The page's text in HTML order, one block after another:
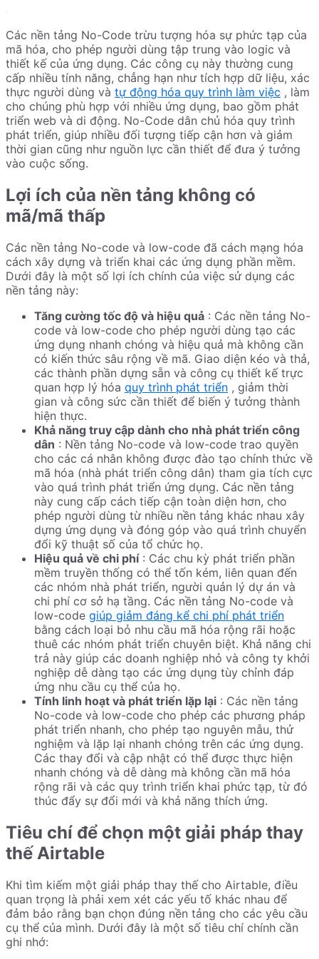
Các nền tảng No-Code trừu tượng hóa sự phức tạp của
mã hóa, cho phép người dùng tập trung vào logic và
thiết kế của ứng dụng. Các công cụ này thường cung
cấp nhiều tính năng, chẳng hạn như tích hợp dữ liệu, xác
thực người dùng và tự động hóa quy trình làm việc , làm
cho chúng phù hợp với nhiều ứng dụng, bao gồm phát
triển web và di động. No-Code dân chủ hóa quy trình
phát triển, giúp nhiều đối tượng tiếp cận hơn và giảm
thời gian cũng như nguồn lực cần thiết để đưa ý tưởng
vào cuộc sống.
Lợi ích của nền tảng không có
mã/mã thấp
Các nền tảng No-code và low-code đã cách mạng hóa
cách xây dựng và triển khai các ứng dụng phần mềm.
Dưới đây là một số lợi ích chính của việc sử dụng các
nền tảng này:
Tăng cường tốc độ và hiệu quả : Các nền tảng No-
code và low-code cho phép người dùng tạo các
ứng dụng nhanh chóng và hiệu quả mà không cần
có kiến ​​thức sâu rộng về mã. Giao diện kéo và thả,
các thành phần dựng sẵn và công cụ thiết kế trực
quan hợp lý hóa quy trình phát triển , giảm thời
gian và công sức cần thiết để biến ý tưởng thành
hiện thực.
Khả năng truy cập dành cho nhà phát triển công
dân : Nền tảng No-code và low-code trao quyền
cho các cá nhân không được đào tạo chính thức về
mã hóa (nhà phát triển công dân) tham gia tích cực
vào quá trình phát triển ứng dụng. Các nền tảng
này cung cấp cách tiếp cận toàn diện hơn, cho
phép người dùng từ nhiều nền tảng khác nhau xây
dựng ứng dụng và đóng góp vào quá trình chuyển
đổi kỹ thuật số của tổ chức họ.
Hiệu quả về chi phí: Các chu kỳ phát triển phần
mềm truyền thống có thể tốn kém, liên quan đến
các nhóm nhà phát triển, người quản lý dự án và
chi phí cơ sở hạ tầng. Các nền tảng No-code và
low-code giúp giảm đáng kể chi phí phát triển
bằng cách loại bỏ nhu cầu mã hóa rộng rãi hoặc
thuê các nhóm phát triển chuyên biệt. Khả năng chi
trả này giúp các doanh nghiệp nhỏ và công ty khởi
nghiệp dễ dàng tạo các ứng dụng tùy chỉnh đáp
ứng nhu cầu cụ thể của họ.
Tính linh hoạt và phát triển lặp lại : Các nền tảng
No-code và low-code cho phép các phương pháp
phát triển nhanh, cho phép tạo nguyên mẫu, thử
nghiệm và lặp lại nhanh chóng trên các ứng dụng.
Các thay đổi và cập nhật có thể được thực hiện
nhanh chóng và dễ dàng mà không cần mã hóa
rộng rãi và các quy trình triển khai phức tạp, từ đó
thúc đẩy sự đổi mới và khả năng thích ứng.
Tiêu chí để chọn một giải pháp thay
thế Airtable
Khi tìm kiếm một giải pháp thay thế cho Airtable, điều
quan trọng là phải xem xét các yếu tố khác nhau để
đảm bảo rằng bạn chọn đúng nền tảng cho các yêu cầu
cụ thể của mình. Dưới đây là một số tiêu chí chính cần
ghi nhớ: